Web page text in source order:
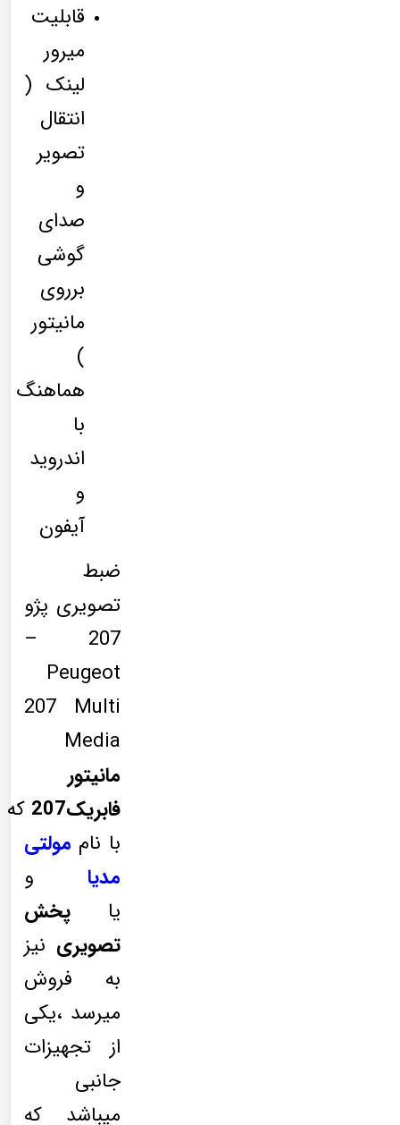
قابلیت
میرور
لینک (
انتقال
تصویر
و
صدای
گوشی
برروی
مانیتور
)
هماهنگ
با
اندروید
و
آیفون
ضبط
تصویری پژو
207 –
Peugeot
207 Multi
Media
مانیتور
فابریک207
که
با نام مولتی
مدیا و
یا پخش
تصویری نیز
به فروش
میرسد ،یکی
از تجهیزات
جانبی
میباشد که